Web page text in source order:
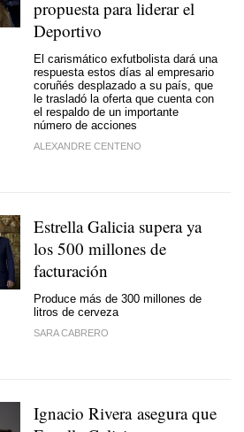
propuesta para liderar el
Deportivo
El carismático exfutbolista dará una
respuesta estos días al empresario
coruñés desplazado a su país, que
le trasladó la oferta que cuenta con
el respaldo de un importante
número de acciones
ALEXANDRE CENTENO
Estrella Galicia supera ya
los 500 millones de
facturación
Produce más de 300 millones de
litros de cerveza
SARA CABRERO
Ignacio Rivera asegura que